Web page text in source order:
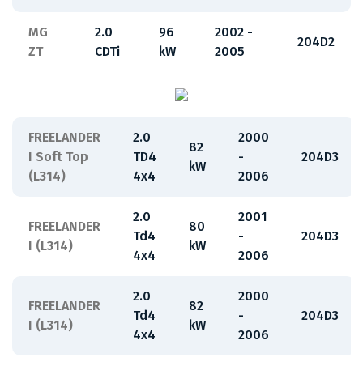
MG
ZT
2.0
CDTi
96
kW
2002 -
2005
204D2
FREELANDER
I Soft Top
(L314)
2.0
TD4
4x4
82
kW
2000
-
2006
204D3
FREELANDER
I (L314)
2.0
Td4
4x4
80
kW
2001
-
2006
204D3
FREELANDER
I (L314)
2.0
Td4
4x4
82
kW
2000
-
2006
204D3